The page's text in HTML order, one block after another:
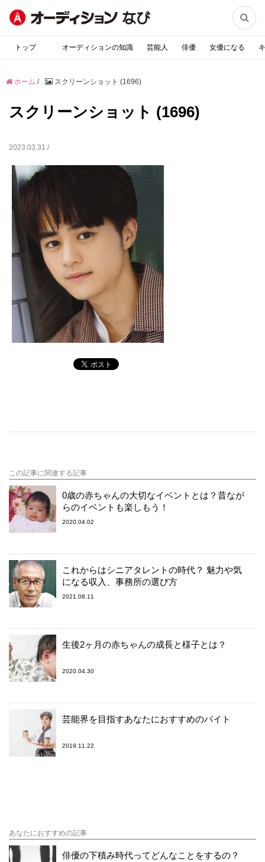

トップ オーディションの知識 芸能人 俳優 女優になる
ホーム / スクリーンショット (1696)
スクリーンショット (1696)
2023.03.31 /
この記事に関連する記事
0歳の赤ちゃんの大切なイベントとは？昔なが
らのイベントも楽しもう！
2020.04.02
これからはシニアタレントの時代？ 魅力や気
になる収入、事務所の選び方
2021.08.11
生後2ヶ月の赤ちゃんの成長と様子とは？
2020.04.30
芸能界を目指すあなたにおすすめのバイト
2019.11.22
あなたにおすすめの記事
俳優の下積み時代ってどんなことをするの？